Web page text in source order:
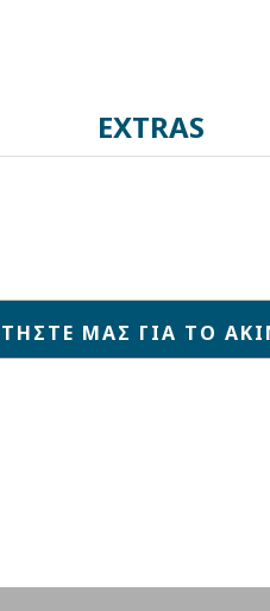
EXTRAS
ΜΑΣ ΓΙΑ ΤΟ